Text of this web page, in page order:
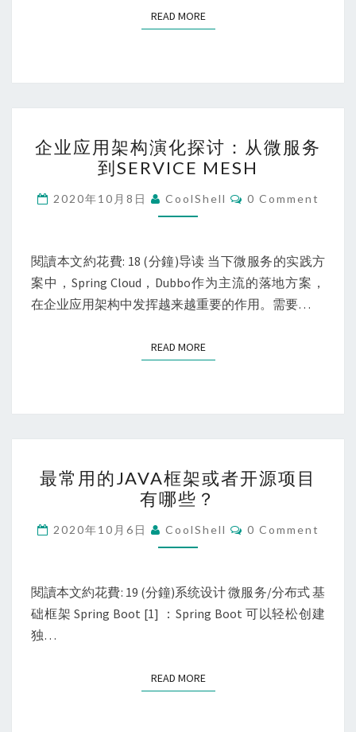
READ MOREREAD MORE
业
应
用
架
演
化
探
从
MESH
企业应用架构演化探讨：从微服务
到SERVICE MESH
2020年10月8日 CoolShell Comments
0 Comment
閱讀本文約花費: 18 (分鐘)导读 当下微服务的实践方
案中，Spring Cloud，Dubbo作为主流的落地方案，
在企业应用架构中发挥越来越重要的作用。需要…
READ MOREREAD MORE
常
用
的
JAVA
架
或
源
最常用的JAVA框架或者开源项目
有哪些？
2020年10月6日 CoolShell Comments
0 Comment
閱讀本文約花費: 19 (分鐘)系统设计 微服务/分布式 基
础框架 Spring Boot [1] ：Spring Boot 可以轻松创建
独…
READ MOREREAD MORE